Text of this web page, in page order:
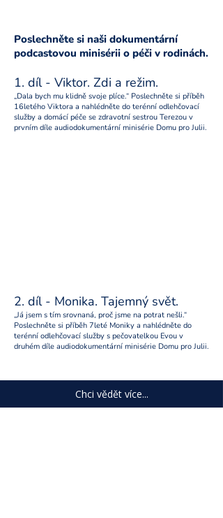
Poslechněte si naši dokumentární
podcastovou minisérii o péči v rodinách.
1. díl - Viktor. Zdi a režim.
„Dala bych mu klidně svoje plíce.“ Poslechněte si příběh
16letého Viktora a nahlédněte do terénní odlehčovací
služby a domácí péče se zdravotní sestrou Terezou v
prvním díle audiodokumentární minisérie Domu pro Julii.
2. díl - Monika. Tajemný svět.
„Já jsem s tím srovnaná, proč jsme na potrat nešli.“
Poslechněte si příběh 7leté Moniky a nahlédněte do
terénní odlehčovací služby s pečovatelkou Evou v
druhém díle audiodokumentární minisérie Domu pro Julii.
Chci vědět více...